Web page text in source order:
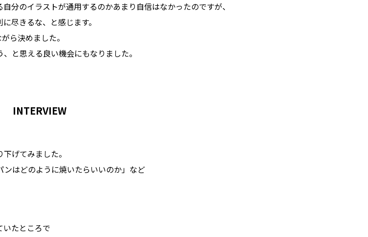
分のイラストが通用するのかあまり自信はなかったのですが、
尽きるな、と感じます。
ら決めました。
と思える良い機会にもなりました。
INTERVIEW
げてみました。
はどのように焼いたらいいのか」など
いたところで